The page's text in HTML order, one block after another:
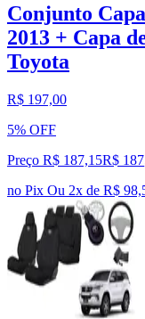
Conjunto
2013 + Capa
Toyota
R$ 197,00
5% OFF
Preço R$ 187,15R$ 187
no Pix Ou 2x de R$